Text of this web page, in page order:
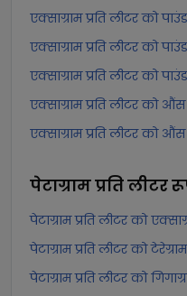
एक्साग्राम प्रति लीटर को
एक्साग्राम प्रति लीटर को
एक्साग्राम प्रति लीटर को
एक्साग्राम प्रति लीटर को
एक्साग्राम प्रति लीटर को
पेटाग्राम प्रति लीटर
पेटाग्राम प्रति लीटर को
पेटाग्राम प्रति लीटर को
पेटाग्राम प्रति लीटर को